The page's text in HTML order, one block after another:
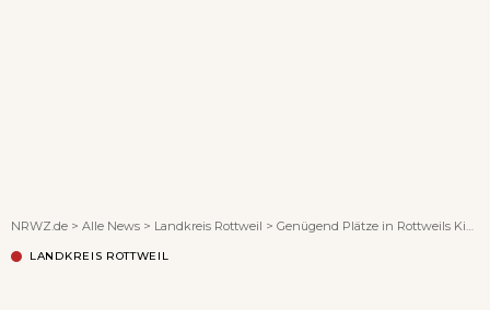
NRWZ.de > Alle News > Landkreis Rottweil > Genügend Plätze in Rottweils Kindergärten
LANDKREIS ROTTWEIL